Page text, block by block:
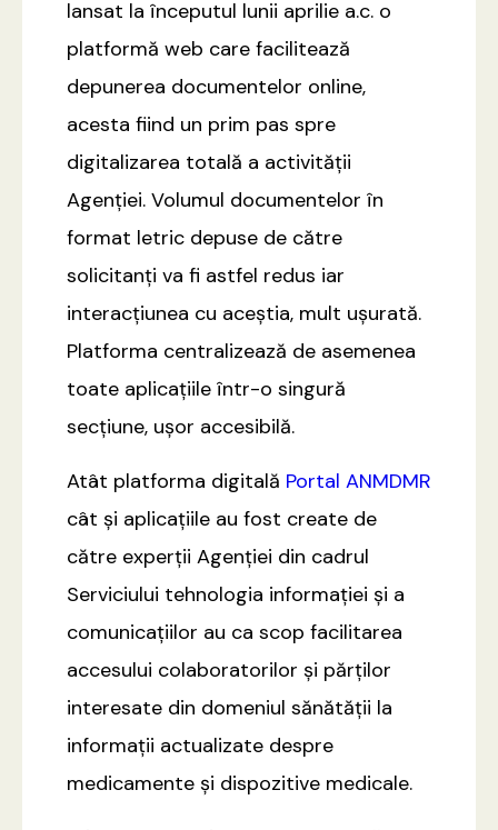
lansat la începutul lunii aprilie a.c. o
platformă web care facilitează
depunerea documentelor online,
acesta fiind un prim pas spre
digitalizarea totală a activității
Agenției. Volumul documentelor în
format letric depuse de către
solicitanți va fi astfel redus iar
interacțiunea cu aceștia, mult ușurată.
Platforma centralizează de asemenea
toate aplicațiile într-o singură
secțiune, ușor accesibilă.
Atât platforma digitală Portal ANMDMR
cât și aplicațiile au fost create de
către experții Agenției din cadrul
Serviciului tehnologia informației și a
comunicațiilor au ca scop facilitarea
accesului colaboratorilor și părților
interesate din domeniul sănătății la
informații actualizate despre
medicamente și dispozitive medicale.